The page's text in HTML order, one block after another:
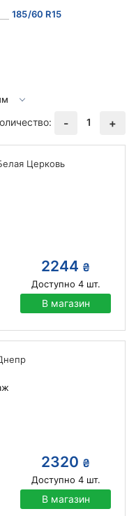
185/60 R15
- 1 +
Церковь
2244 ₴
Доступно 4шт.
В магазин
2320 ₴
Доступно 4шт.
В магазин